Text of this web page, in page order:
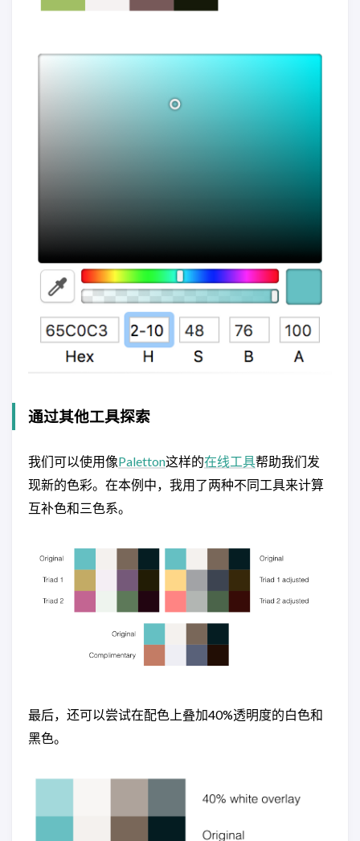
通过其他工具探索
我们可以使用像Paletton这样的在线工具帮助我们发
现新的色彩。在本例中，我用了两种不同工具来计算
互补色和三色系。
最后，还可以尝试在配色上叠加40%透明度的白色和
黑色。